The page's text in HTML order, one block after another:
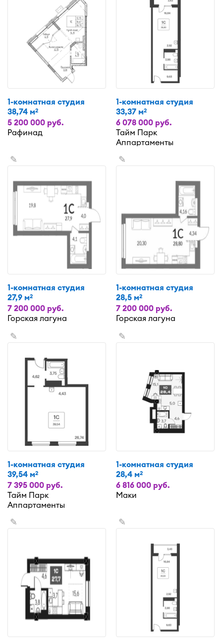
1-комнатная студия
38,74 м2
5 200 000 руб.
Рафинад
1-комнатная студия
33,37 м2
6 078 000 руб.
Тайм Парк
Аппартаменты
✎
1-комнатная студия
27,9 м2
7 200 000 руб.
Горская лагуна
✎
1-комнатная студия
28,5 м2
7 200 000 руб.
Горская лагуна
✎
1-комнатная студия
39,54 м2
7 395 000 руб.
Тайм Парк
Аппартаменты
✎
1-комнатная студия
28,4 м2
6 816 000 руб.
Маки
✎ ✎